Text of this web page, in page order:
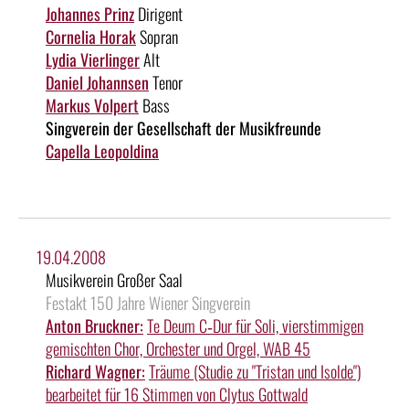
Johannes PrinzDirigent
Cornelia HorakSopran
Lydia VierlingerAlt
Daniel JohannsenTenor
Markus Volpert Bass
Singverein der Gesellschaft der Musikfreunde
Capella Leopoldina
19.04.2008
Musikverein Großer Saal
Festakt 150 Jahre Wiener Singverein
Anton Bruckner:Te Deum C‑Dur für Soli, vierstimmigen
gemischten Chor, Orchester und Orgel, WAB 45
Richard Wagner:Träume (Studie zu "Tristan und Isolde")
bearbeitet für 16 Stimmen von Clytus Gottwald